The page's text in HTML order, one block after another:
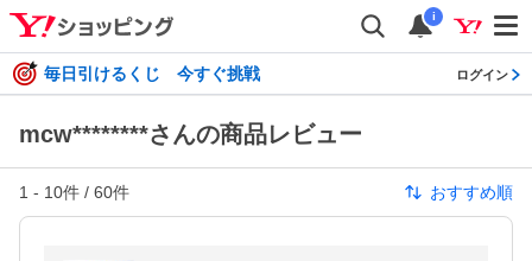
i
毎日引けるくじ 今すぐ挑戦 ログイン
mcw********さんの商品レビュー
1 - 10件 / 60件 おすすめ順